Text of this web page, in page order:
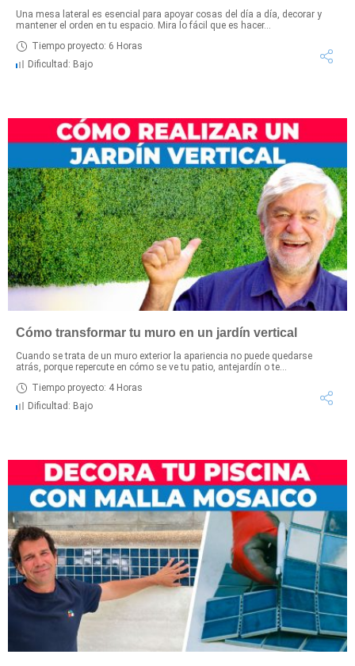
Una mesa lateral es esencial para apoyar cosas del día a día, decorar y
mantener el orden en tu espacio. Mira lo fácil que es hacer...
Tiempo proyecto: 6 Horas
Dificultad: Bajo
Cómo transformar tu muro en un jardín vertical
Cuando se trata de un muro exterior la apariencia no puede quedarse
atrás, porque repercute en cómo se ve tu patio, antejardín o te...
Tiempo proyecto: 4 Horas
Dificultad: Bajo